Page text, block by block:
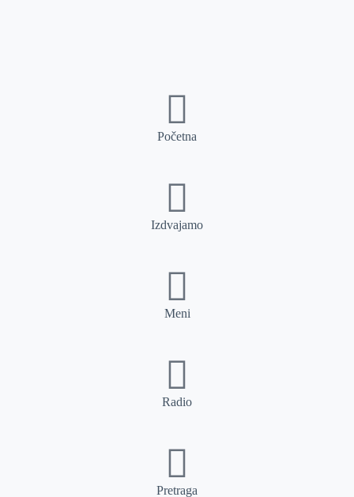
Početna
Izdvajamo
Meni
Radio
Pretraga